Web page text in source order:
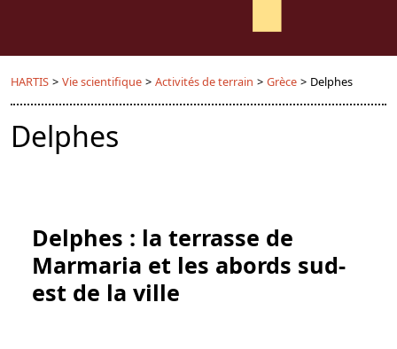
HARTIS > Vie scientifique > Activités de terrain > Grèce > Delphes
Delphes
Delphes : la terrasse de
Marmaria et les abords sud-
est de la ville